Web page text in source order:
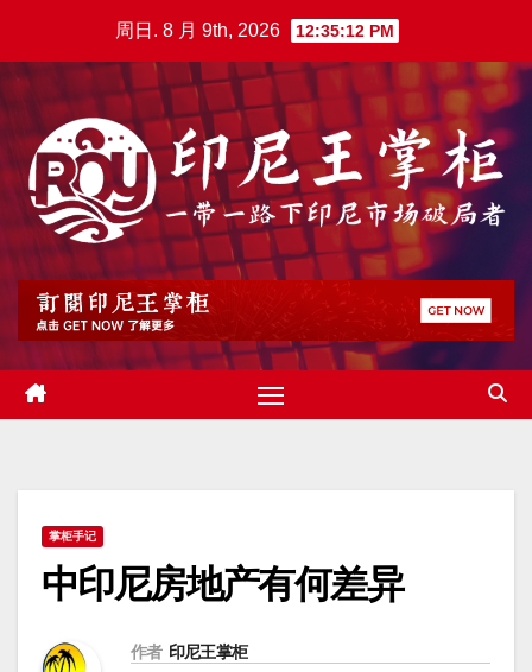
周日. 8 月 9th, 2026 12:35:13 PM
掌柜手记
中印尼房地产有何差异
作者 印尼王掌柜